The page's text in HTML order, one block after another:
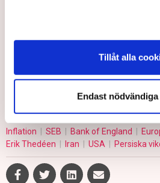
Tillåt alla
Endast
När det gäller USA:s centralbank
styrräntan den här veckan.
Inflation SEB Bank of England
Erik Thedéen
Iran USA Persiska